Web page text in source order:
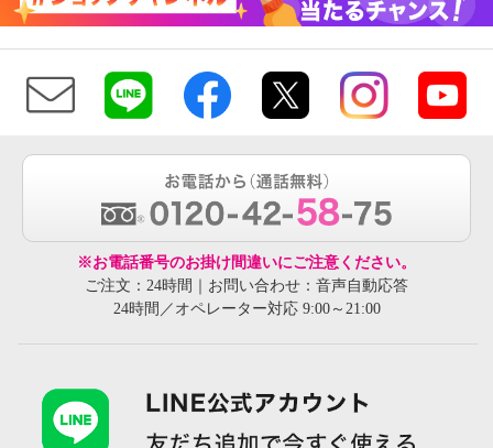
※お電話番号のお掛け間違いにご注意ください。
ご注文：24時間｜お問い合わせ：音声自動応答
24時間／オペレーター対応 9:00～21:00